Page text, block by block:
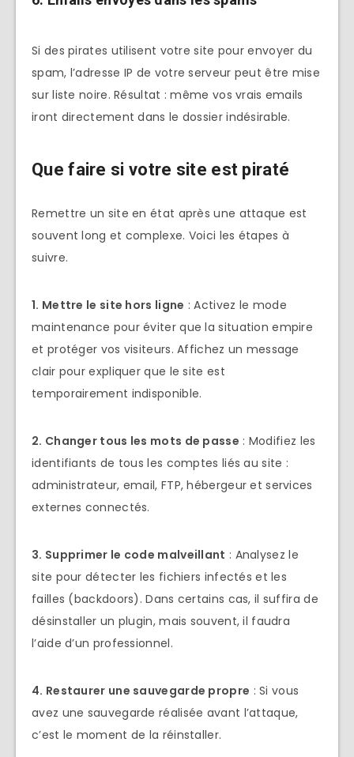
Si des pirates utilisent votre site pour envoyer du
spam, l’adresse IP de votre serveur peut être mise
sur liste noire. Résultat : même vos vrais emails
iront directement dans le dossier indésirable.
Que faire si votre site est piraté
Remettre un site en état après une attaque est
souvent long et complexe. Voici les étapes à
suivre.
1. Mettre le site hors ligne : Activez le mode
maintenance pour éviter que la situation empire
et protéger vos visiteurs. Affichez un message
clair pour expliquer que le site est
temporairement indisponible.
2. Changer tous les mots de passe : Modifiez les
identifiants de tous les comptes liés au site :
administrateur, email, FTP, hébergeur et services
externes connectés.
3. Supprimer le code malveillant : Analysez le
site pour détecter les fichiers infectés et les
failles (backdoors). Dans certains cas, il suffira de
désinstaller un plugin, mais souvent, il faudra
l’aide d’un professionnel.
4. Restaurer une sauvegarde propre : Si vous
avez une sauvegarde réalisée avant l’attaque,
c’est le moment de la réinstaller.